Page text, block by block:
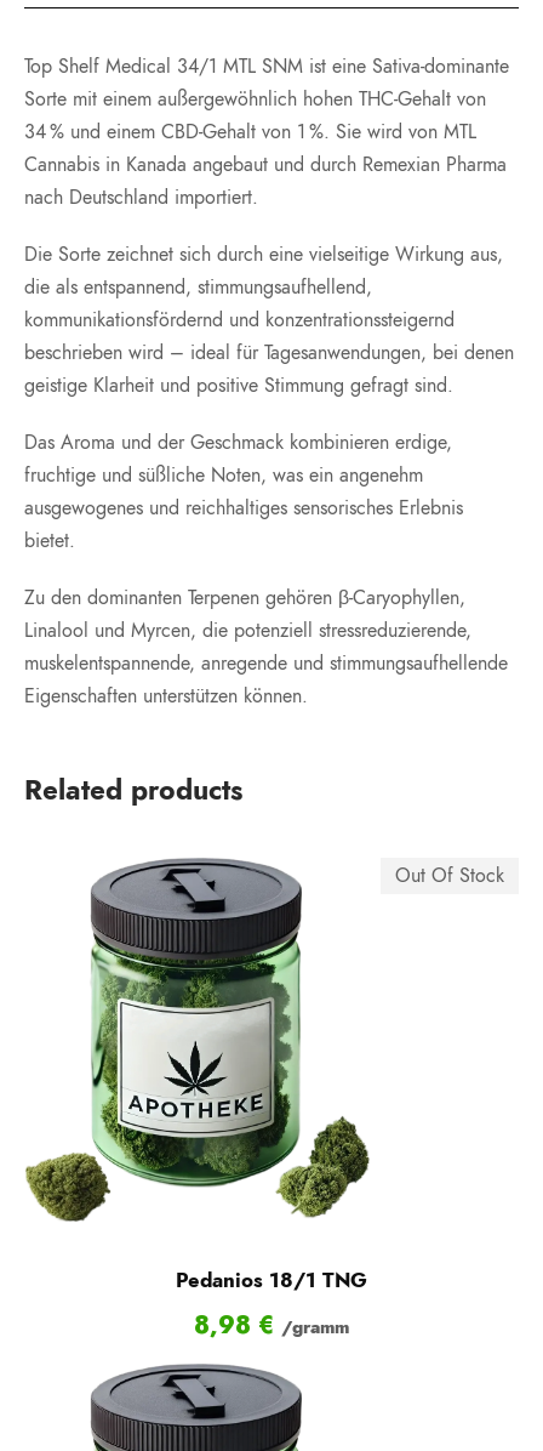
Top Shelf Medical 34/1 MTL SNM ist eine Sativa-dominante
Sorte mit einem außergewöhnlich hohen THC-Gehalt von
34 % und einem CBD-Gehalt von 1 %. Sie wird von MTL
Cannabis in Kanada angebaut und durch Remexian Pharma
nach Deutschland importiert.
Die Sorte zeichnet sich durch eine vielseitige Wirkung aus,
die als entspannend, stimmungsaufhellend,
kommunikationsfördernd und konzentrationssteigernd
beschrieben wird – ideal für Tagesanwendungen, bei denen
geistige Klarheit und positive Stimmung gefragt sind.
Das Aroma und der Geschmack kombinieren erdige,
fruchtige und süßliche Noten, was ein angenehm
ausgewogenes und reichhaltiges sensorisches Erlebnis
bietet.
Zu den dominanten Terpenen gehören β-Caryophyllen,
Linalool und Myrcen, die potenziell stressreduzierende,
muskelentspannende, anregende und stimmungsaufhellende
Eigenschaften unterstützen können.
Related products
Out Of Stock
Pedanios 18/1 TNG
8,98 € /gramm